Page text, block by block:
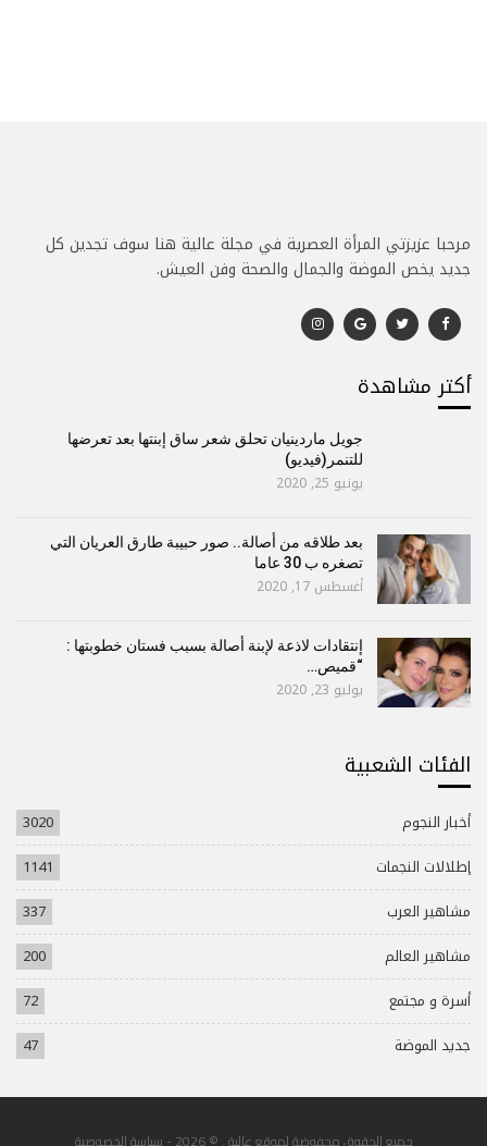
مرحبا عزيزتي المرأة العصرية في مجلة عالية هنا سوف تجدين كل
جديد يخص الموضة والجمال والصحة وفن العيش.
أكتر مشاهدة
جويل ماردينيان تحلق شعر ساق إبنتها بعد تعرضها
للتنمر(فيديو)
يونيو 25, 2020
بعد طلاقه من أصالة.. صور حبيبة طارق العريان التي
تصغره ب 30 عاما
أغسطس 17, 2020
إنتقادات لاذعة لإبنة أصالة بسبب فستان خطوبتها :
“قميص…
يوليو 23, 2020
الفئات الشعبية
أخبار النجوم
3020
إطلالات النجمات
1141
مشاهير العرب
337
مشاهير العالم
200
أسرة و مجتمع
72
جديد الموضة
47